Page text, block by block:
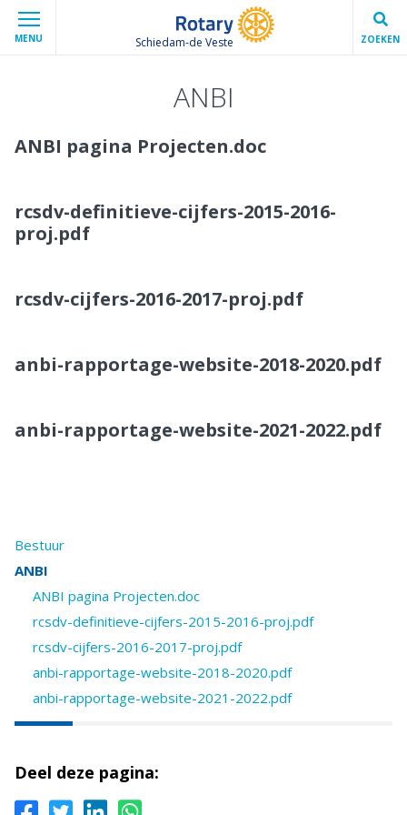
MENU Schiedam-de Veste ZOEKEN
ANBI
ANBI pagina Projecten.doc
rcsdv-definitieve-cijfers-2015-2016-
proj.pdf
rcsdv-cijfers-2016-2017-proj.pdf
anbi-rapportage-website-2018-2020.pdf
anbi-rapportage-website-2021-2022.pdf
Bestuur
ANBI
ANBI pagina Projecten.doc
rcsdv-definitieve-cijfers-2015-2016-proj.pdf
rcsdv-cijfers-2016-2017-proj.pdf
anbi-rapportage-website-2018-2020.pdf
anbi-rapportage-website-2021-2022.pdf
Deel deze pagina: